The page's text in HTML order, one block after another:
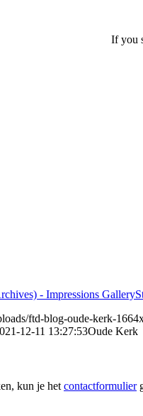
If you
ftd-blog-oude-kerk-
12-11 13:27:53Oude Kerk
kun je hetcontact­formulier